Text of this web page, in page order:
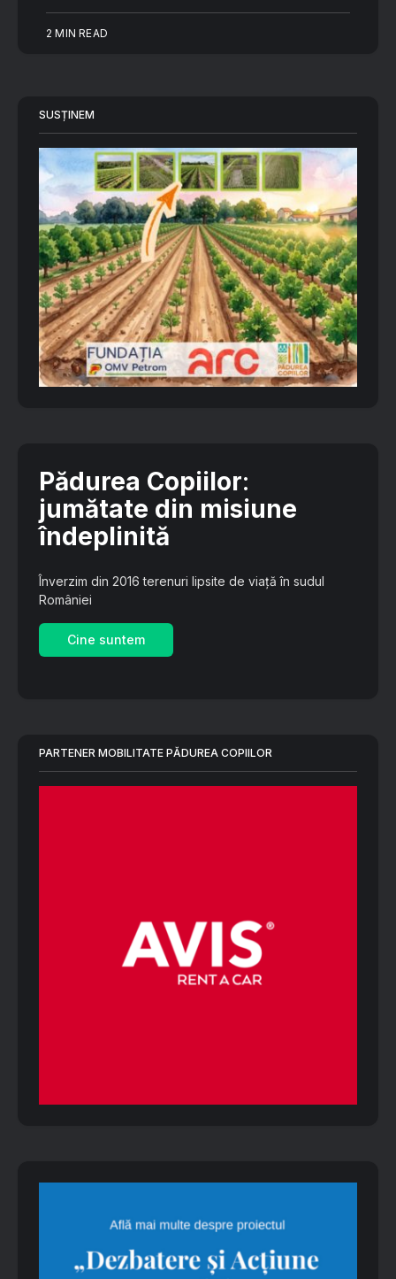
2 MIN READ
SUSȚINEM
Pădurea Copiilor:
jumătate din misiune
îndeplinită
Înverzim din 2016 terenuri lipsite de viață în sudul
României
Cine suntem
PARTENER MOBILITATE PĂDUREA COPIILOR